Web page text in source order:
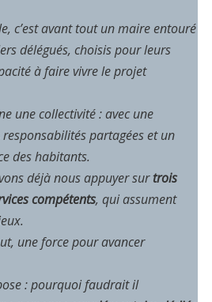
c’est avant tout un maire entouré
délégués, choisis pour leurs
à faire vivre le projet
une collectivité : avec une
partagées et un
des habitants.
déjà nous appuyer surtrois
compétents, qui assument
une force pour avancer
: pourquoi faudrait il